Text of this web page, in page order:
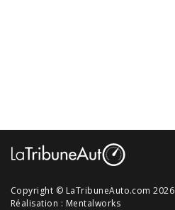
Copyright © LaTribuneAuto.com 2026
Réalisation : Mentalworks